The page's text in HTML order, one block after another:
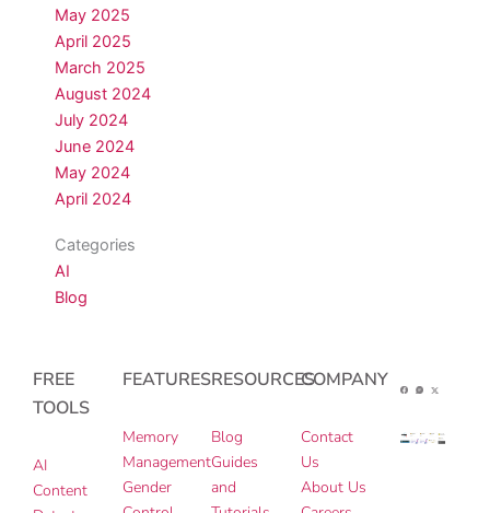
May 2025
April 2025
March 2025
August 2024
July 2024
June 2024
May 2024
April 2024
Categories
AI
Blog
FREE
TOOLS
AI
Content
FEATURES
Memory
Management
Gender
RESOURCES
Blog
Guides
and
COMPANY
Contact
Us
About Us